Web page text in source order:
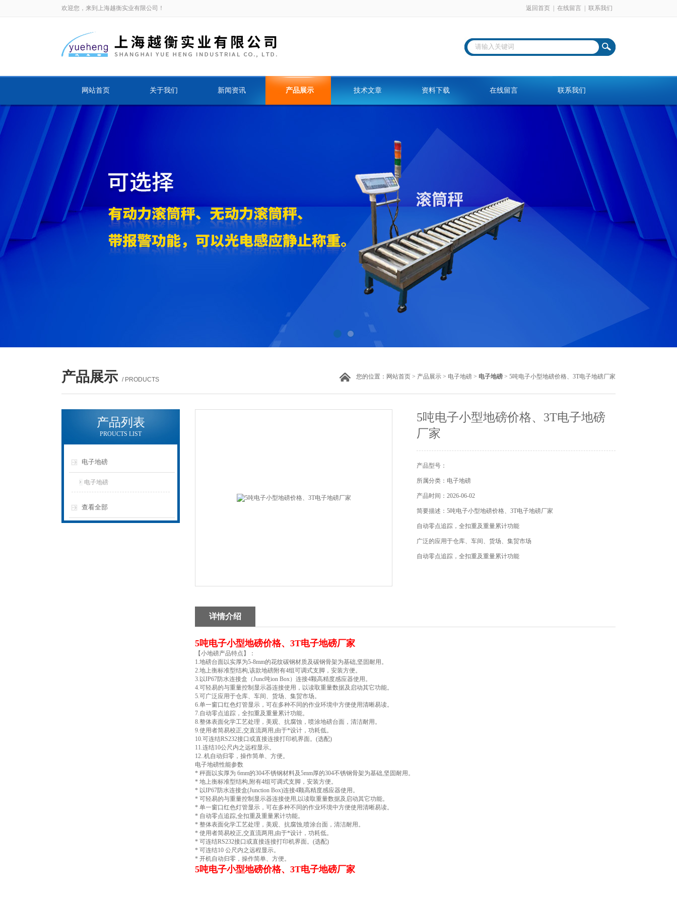
欢迎您，来到上海越衡实业有限公司！ 返回首页 在线留言 联系我们
网站首页 关于我们 新闻资讯 产品展示 技术文章 资料下载 在线留言 联系我们
产品展示 / PRODUCTS 您的位置： 网站首页 > 产品展示 > 电子地磅 > 电子地磅 > 5吨电子小型地磅价格、3T电子地磅厂家
产品列表
PROUCTS LIST
电子地磅
电子地磅
查看全部
5吨电子小型地磅价格、3T电子地磅
厂家
产品型号：
所属分类：电子地磅
产品时间：2026-06-02
简要描述：5吨电子小型地磅价格、3T电子地磅厂家
自动零点追踪，全扣重及重量累计功能
广泛的应用于仓库、车间、货场、集贸市场
自动零点追踪，全扣重及重量累计功能
详情介绍
5吨电子小型地磅价格、3T电子地磅厂家
【小地磅产品特点】：
1.地磅台面以实厚为5-8mm的花纹碳钢材质及碳钢骨架为基础,坚固耐用。
2.地上衡标准型结构,该款地磅附有4组可调式支脚，安装方便。
3.以IP67防水连接盒（Junc吨ion Box）连接4颗高精度感应器使用。
4.可轻易的与重量控制显示器连接使用，以读取重量数据及启动其它功能。
5.可广泛应用于仓库、车间、货场、集贸市场。
6.单一窗口红色灯管显示，可在多种不同的作业环境中方便使用清晰易读。
7.自动零点追踪，全扣重及重量累计功能。
8.整体表面化学工艺处理，美观、抗腐蚀，喷涂地磅台面，清洁耐用。
9.使用者简易校正,交直流两用,由于*设计，功耗低。
10.可连结RS232接口或直接连接打印机界面。(选配)
11.连结10公尺内之远程显示。
12..机自动归零，操作简单、方便。
电子地磅性能参数
* 秤面以实厚为 6mm的304不锈钢材料及5mm厚的304不锈钢骨架为基础,坚固耐用。
* 地上衡标准型结构,附有4组可调式支脚，安装方便。
* 以IP67防水连接盒(Junction Box)连接4颗高精度感应器使用。
* 可轻易的与重量控制显示器连接使用,以读取重量数据及启动其它功能。
* 单一窗口红色灯管显示，可在多种不同的作业环境中方便使用清晰易读。
* 自动零点追踪,全扣重及重量累计功能。
* 整体表面化学工艺处理，美观、抗腐蚀,喷涂台面，清洁耐用。
* 使用者简易校正,交直流两用,由于*设计，功耗低。
* 可连结RS232接口或直接连接打印机界面。(选配)
* 可连结10 公尺内之远程显示。
* 开机自动归零，操作简单、方便。
5吨电子小型地磅价格、3T电子地磅厂家